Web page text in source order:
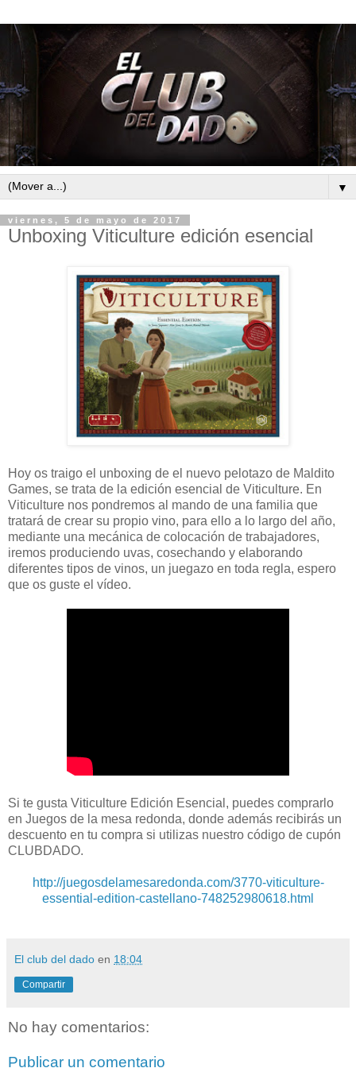
▼
viernes, 5 de mayo de 2017
Unboxing Viticulture edición esencial
Hoy os traigo el unboxing de el nuevo pelotazo de Maldito
Games, se trata de la edición esencial de Viticulture. En
Viticulture nos pondremos al mando de una familia que
tratará de crear su propio vino, para ello a lo largo del año,
mediante una mecánica de colocación de trabajadores,
iremos produciendo uvas, cosechando y elaborando
diferentes tipos de vinos, un juegazo en toda regla, espero
que os guste el vídeo.
Si te gusta Viticulture Edición Esencial, puedes comprarlo
en Juegos de la mesa redonda, donde además recibirás un
descuento en tu compra si utilizas nuestro código de cupón
CLUBDADO.
http://juegosdelamesaredonda.com/3770-viticulture-
essential-edition-castellano-748252980618.html
El club del dado en 18:04
Compartir
No hay comentarios:
Publicar un comentario